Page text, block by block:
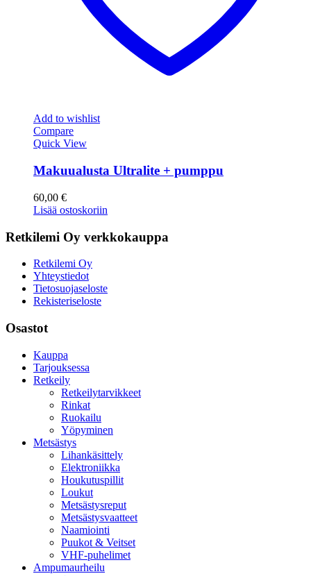
Add to wishlist
Compare
Quick View
Makuualusta Ultralite + pumppu
60,00 €
Lisää ostoskoriin
Retkilemi Oy verkkokauppa
Retkilemi Oy
Yhteystiedot
Tietosuojaseloste
Rekisteriseloste
Osastot
Kauppa
Tarjouksessa
Retkeily
Retkeilytarvikkeet
Rinkat
Ruokailu
Yöpyminen
Metsästys
Lihankäsittely
Elektroniikka
Houkutuspillit
Loukut
Metsästysreput
Metsästysvaatteet
Naamiointi
Puukot & Veitset
VHF-puhelimet
Ampumaurheilu